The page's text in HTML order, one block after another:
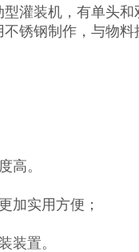
灌装机，有单头
锈钢制作，与物
高。
加实用方便；
装置。